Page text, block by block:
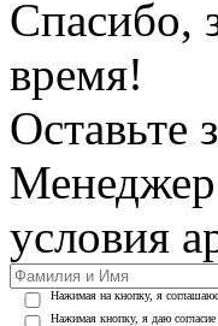
Спасибо,
время!
Оставьте
условия
Нажимая на кнопку, я
Нажимая кнопку, я даю